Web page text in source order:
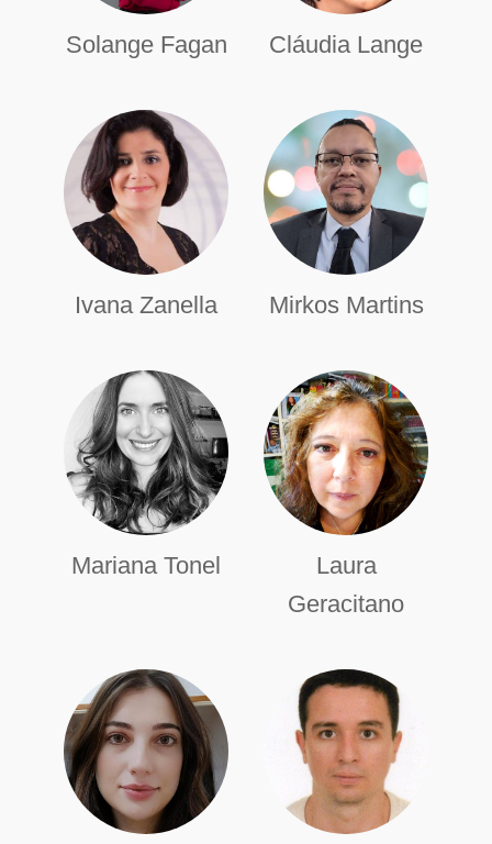
Solange Fagan Cláudia Lange
Ivana Zanella Mirkos Martins
Mariana Tonel
Laura
Geracitano